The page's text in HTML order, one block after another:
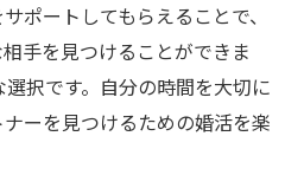
ポートしてもらえることで、
手を見つけることができま
択です。自分の時間を大切に
ーを見つけるための婚活を楽